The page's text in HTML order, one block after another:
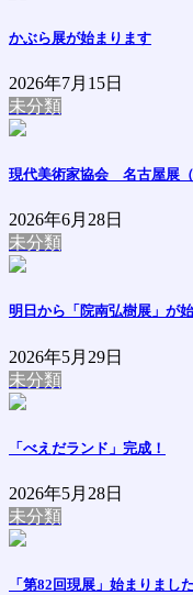
かぶら展が始まります
2026年7月15日
未分類
現代美術家協会 名古屋展
2026年6月28日
未分類
明日から「院南弘樹展」が
2026年5月29日
未分類
「べえだランド」完成！
2026年5月28日
未分類
「第82回現展」始まりました